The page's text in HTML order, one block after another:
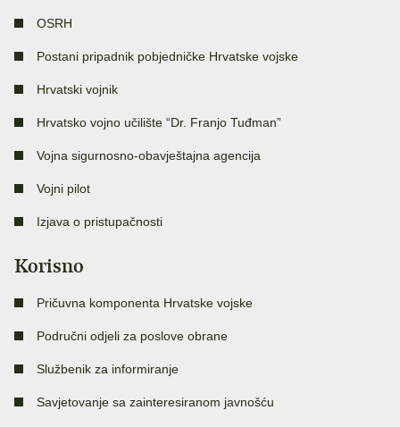
OSRH
Postani pripadnik pobjedničke Hrvatske vojske
Hrvatski vojnik
Hrvatsko vojno učilište “Dr. Franjo Tuđman”
Vojna sigurnosno-obavještajna agencija
Vojni pilot
Izjava o pristupačnosti
Korisno
Pričuvna komponenta Hrvatske vojske
Područni odjeli za poslove obrane
Službenik za informiranje
Savjetovanje sa zainteresiranom javnošću